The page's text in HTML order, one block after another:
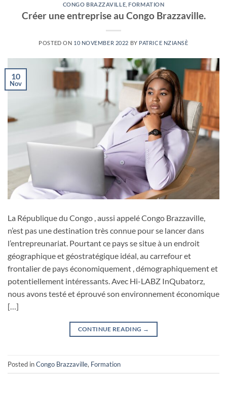
CONGO BRAZZAVILLE ,FORMATION
Créer une entreprise au Congo Brazzaville.
POSTED ON 10 NOVEMBER 2022 BY PATRICE NZIANSÈ
10
Nov
La République du Congo , aussi appelé Congo Brazzaville,
n’est pas une destination très connue pour se lancer dans
l’entrepreunariat. Pourtant ce pays se situe à un endroit
géographique et géostratégique idéal, au carrefour et
frontalier de pays économiquement , démographiquement et
potentiellement intéressants. Avec Hi-LABZ InQubatorz,
nous avons testé et éprouvé son environnement économique
[…]
CONTINUE READING →
Posted inCongo Brazzaville, Formation